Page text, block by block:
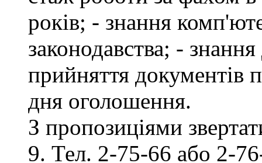
років; - знання
законодавства; -
прийняття документів
дня оголошення.
З пропозиціями
9. Тел. 2-75-66 або 2-